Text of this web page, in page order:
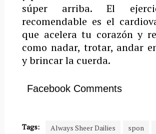
súper arriba. El
recomendable es el
que acelera tu corazón y
como nadar, trotar, andar
y brincar la cuerda.
Facebook Comments
Tags: Always Sheer Dailies spon